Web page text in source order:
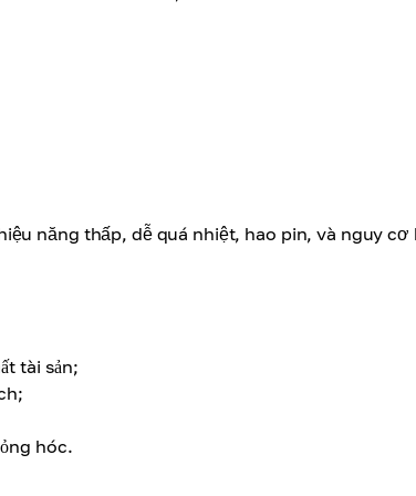
năng thấp, dễ quá nhiệt, hao pin, và nguy cơ
tài sản;
hóc.